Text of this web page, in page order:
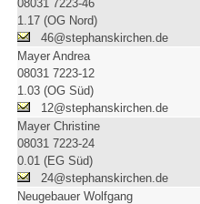
08031 7223-46
1.17 (OG Nord)
46@stephanskirchen.de
Mayer Andrea
08031 7223-12
1.03 (OG Süd)
12@stephanskirchen.de
Mayer Christine
08031 7223-24
0.01 (EG Süd)
24@stephanskirchen.de
Neugebauer Wolfgang